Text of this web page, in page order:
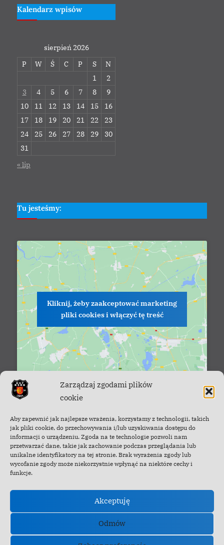
Zarządzaj zgodami plików
cookie
Aby zapewnić jak najlepsze wrażenia, korzystamy z technologii, takich
jak pliki cookie, do przechowywania i/lub uzyskiwania dostępu do
informacji o urządzeniu. Zgoda na te technologie pozwoli nam
przetwarzać dane, takie jak zachowanie podczas przeglądania lub
unikalne identyfikatory na tej stronie. Brak wyrażenia zgody lub
wycofanie zgody może niekorzystnie wpłynąć na niektóre cechy i
funkcje.
Akceptuję
Odmów
Kalendarz wpisów
sierpień 2026
P
W Ś C P S
N
1
2
3
4 5 6 7 8
9
10
11 12 13 14 15
16
17
18 19 20 21 22
23
24
25 26 27 28 29
30
31
« lip
Tu jesteśmy:
Kliknij, żeby zaakceptować marketing
pliki cookies i włączyć tę treść
Facebook - OSP Cisna